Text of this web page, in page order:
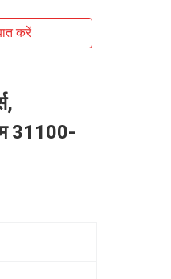
करें
31100-